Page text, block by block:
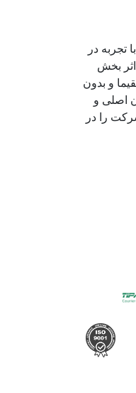
در
راهکاری اثر بخش
و بدون
اصلی و
را در